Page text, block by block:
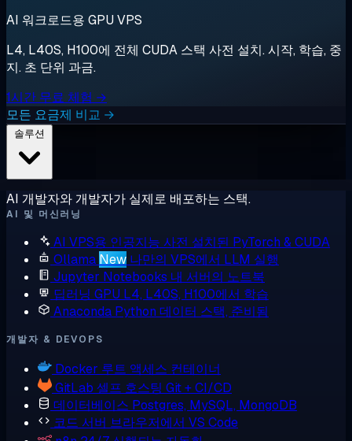
AI 워크로드용 GPU VPS
L4, L40S, H100에 전체 CUDA 스택 사전 설치. 시작, 학습, 중
지. 초 단위 과금.
1시간 무료 체험 →
모든 요금제 비교 →
AI 개발자와 개발자가 실제로 배포하는 스택.
AI 및 머신러닝
AI VPS용 인공지능 사전 설치된 PyTorch & CUDA
Ollama New 나만의 VPS에서 LLM 실행
Jupyter Notebooks 내 서버의 노트북
딥러닝 GPU L4, L40S, H100에서 학습
Anaconda Python 데이터 스택, 준비됨
개발자 & DEVOPS
Docker 루트 액세스 컨테이너
GitLab 셀프 호스팅 Git + CI/CD
데이터베이스 Postgres, MySQL, MongoDB
코드 서버 브라우저에서 VS Code